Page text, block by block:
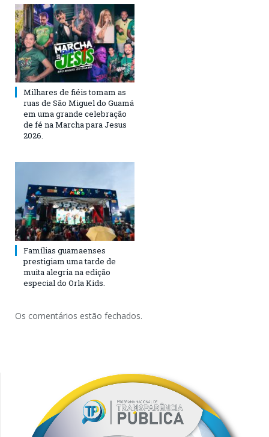
Milhares de fiéis tomam as
ruas de São Miguel do Guamá
em uma grande celebração
de fé na Marcha para Jesus
2026.
Famílias guamaenses
prestigiam uma tarde de
muita alegria na edição
especial do Orla Kids.
Os comentários estão fechados.